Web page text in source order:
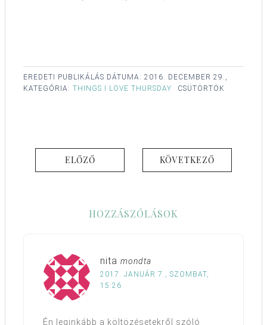
EREDETI PUBLIKÁLÁS DÁTUMA: 2016. DECEMBER 29.,
CSÜTÖRTÖK
KATEGÓRIA: THINGS I LOVE THURSDAY
ELŐZŐ KÖVETKEZŐ
HOZZÁSZÓLÁSOK
nita mondta
2017. JANUÁR 7., SZOMBAT,
15:26
Én leginkább a költözésetekről szóló